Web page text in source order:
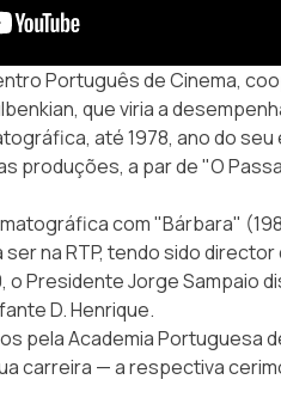
Português de Cinema,
que viria a
até 1978, ano do
produções, a par de "O
com "Bárbara"
na RTP, tendo sido
o Presidente Jorge Sampaio
D. Henrique.
pela Academia Portuguesa
carreira — a respectiva